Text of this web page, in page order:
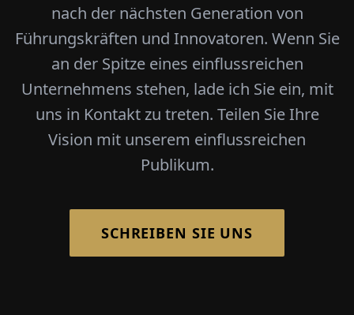
nach der nächsten Generation von
Führungskräften und Innovatoren. Wenn Sie
an der Spitze eines einflussreichen
Unternehmens stehen, lade ich Sie ein, mit
uns in Kontakt zu treten. Teilen Sie Ihre
Vision mit unserem einflussreichen
Publikum.
SCHREIBEN SIE UNS